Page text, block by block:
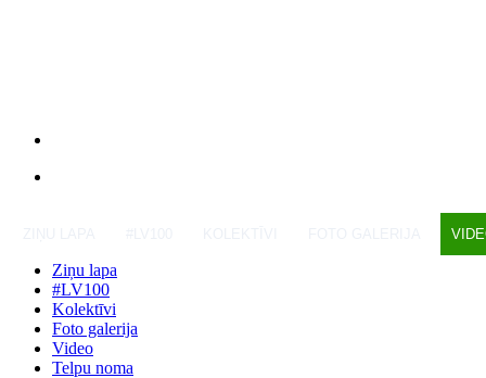
Ziņu lapa
#LV100
Kolektīvi
Foto galerija
Video
Telpu noma